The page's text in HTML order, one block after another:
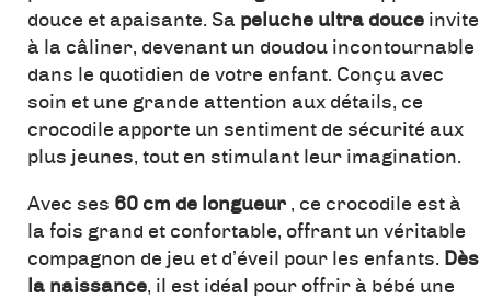
douce et apaisante. Sa peluche ultra douce invite
à la câliner, devenant un doudou incontournable
dans le quotidien de votre enfant. Conçu avec
soin et une grande attention aux détails, ce
crocodile apporte un sentiment de sécurité aux
plus jeunes, tout en stimulant leur imagination.
Avec ses 60 cm de longueur , ce crocodile est à
la fois grand et confortable, offrant un véritable
compagnon de jeu et d’éveil pour les enfants. Dès
la naissance, il est idéal pour offrir à bébé une